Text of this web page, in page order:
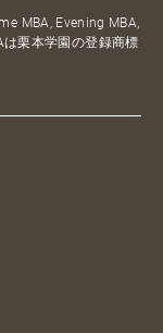
MBA, Evening MBA,
は栗本学園の登録商標